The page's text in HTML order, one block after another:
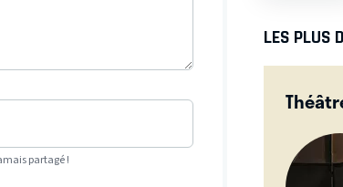
partagé !
LES PLUS